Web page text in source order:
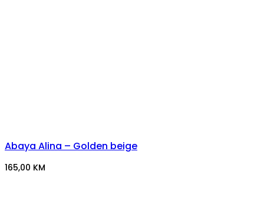
Abaya Alina – Golden beige
165,00 KM